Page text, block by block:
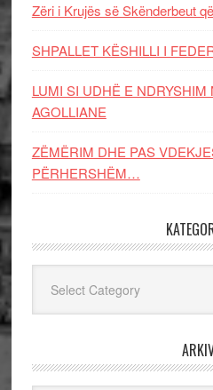
Zëri i Krujës së Skënderbeut
SHPALLET KËSHILLI I
LUMI SI UDHË E NDRYSHIM
AGOLLIANE
ZËMËRIM DHE PAS
PËRHERSHËM…